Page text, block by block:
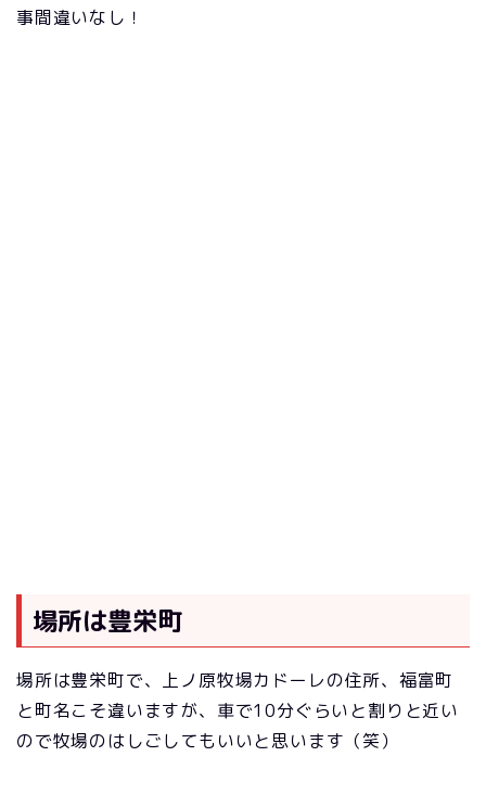
事間違いなし！
場所は豊栄町
場所は豊栄町で、上ノ原牧場カドーレの住所、福富町
と町名こそ違いますが、車で10分ぐらいと割りと近い
ので牧場のはしごしてもいいと思います（笑）